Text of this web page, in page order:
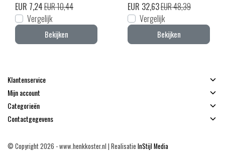
EUR 7,24EUR 10,44
Vergelijk
Bekijken
EUR 32,63EUR 48,39
Vergelijk
Bekijken
Klantenservice
Mijn account
Categorieën
Contactgegevens
© Copyright 2026 - www.henkkoster.nl | Realisatie InStijl Media